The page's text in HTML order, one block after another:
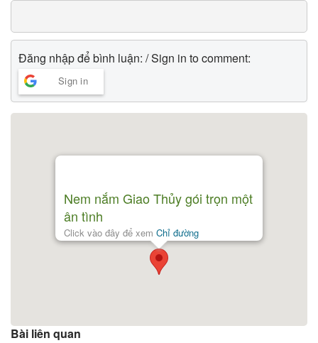
Đăng nhập để bình luận: / Sign in to comment:
Sign in
Nem nắm Giao Thủy gói trọn một
ân tình
Click vào đây để xem Chỉ đường
Bài liên quan